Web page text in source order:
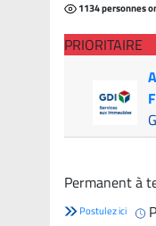
1134 personnes
PRIORITAIRE
Permanent à
Postulez ici